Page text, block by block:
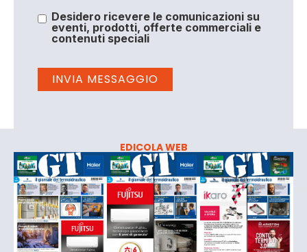
Desidero ricevere le comunicazioni su
eventi, prodotti, offerte commerciali e
contenuti speciali
EDICOLA WEB